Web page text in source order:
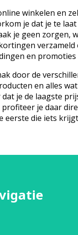
winkelen en
je dat je te
je geen zorgen,
verzameld
en
door de
en alles
dat je de laagste
je daar
eerste die iets